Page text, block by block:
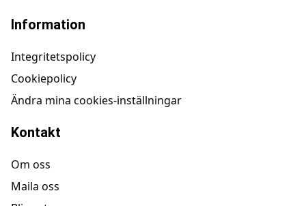
Information
Integritetspolicy
Cookiepolicy
Ändra mina cookies-inställningar
Kontakt
Om oss
Maila oss